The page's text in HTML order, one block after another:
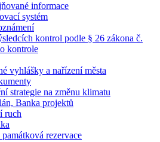
informace
systém
kontrol podle § 26 zákona č.
kontrole
vyhlášky a nařízení města
strategie na změnu klimatu
Banka projektů
ruch
rezervace